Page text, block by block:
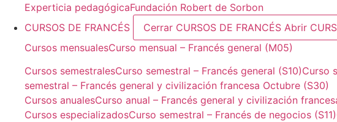
Experticia pedagógicaFundación Robert de Sorbon
CURSOS DE FRANCÉS
Cerrar CURSOS DE FRANCÉS Abrir
Cursos mensualesCurso mensual – Francés general (M05)
Cursos semestralesCurso semestral – Francés general (S10)Curso
semestral – Francés general y civilización francesa Octubre (S30)
Cursos anualesCurso anual – Francés general y civilización
Cursos especializadosCurso semestral – Francés de negocios (S11)